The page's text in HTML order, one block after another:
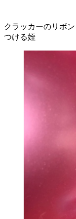
クラッカーのリボ
つける姪